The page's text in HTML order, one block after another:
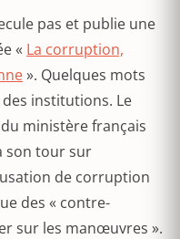
pas et publie une
« La corruption,
». Quelques mots
institutions. Le
ministère français
son tour sur
de corruption
des « contre-
sur les manœuvres ».